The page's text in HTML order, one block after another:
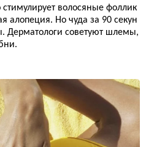
волосяные фоллик
алопеция. Но чуда за 90 секун
советуют шлемы,